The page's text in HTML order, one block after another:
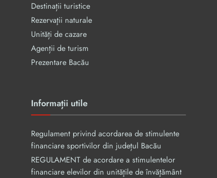
Destinații turistice
Rezervaţii naturale
Unități de cazare
Agenții de turism
Prezentare Bacău
Informații utile
Regulament privind acordarea de stimulente
financiare sportivilor din județul Bacău
REGULAMENT de acordare a stimulentelor
financiare elevilor din unităţile de învăţământ